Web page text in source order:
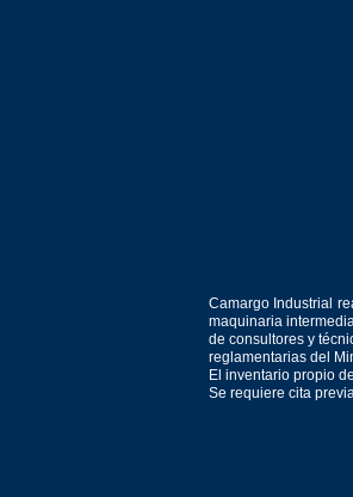
Camargo Industrial
maquinaria
de consultores y
reglamentarias del
El inventario propio
Se requiere cita